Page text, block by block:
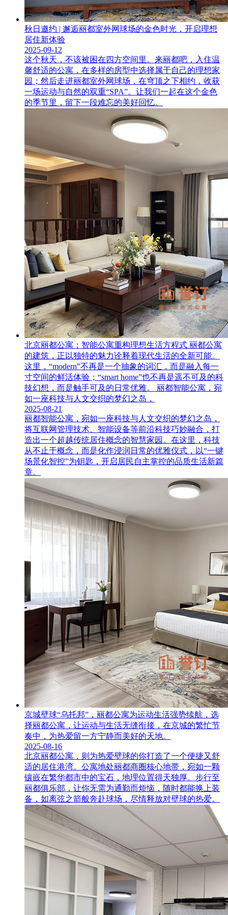
秋日邀约 | 邂逅丽都室外网球场的金色时光，开启理想
居住新体验
2025-09-12
这个秋天，不该被困在四方空间里。来丽都吧，入住温
馨舒适的公寓，在多样的房型中选择属于自己的理想家
园；然后走进丽都室外网球场，在穹顶之下相约，收获
一场运动与自然的双重“SPA”。让我们一起在这个金色
的季节里，留下一段难忘的美好回忆。
北京丽都公寓：智能公寓重构理想生活方程式 丽都公寓
的建筑，正以独特的魅力诠释着现代生活的全新可能。
这里，“modern”不再是一个抽象的词汇，而是融入每一
寸空间的鲜活体验；“smart home”也不再是遥不可及的科
技幻想，而是触手可及的日常优雅。 丽都智能公寓，宛
如一座科技与人文交织的梦幻之岛，
2025-08-21
丽都智能公寓，宛如一座科技与人文交织的梦幻之岛，
将互联网管理技术、智能设备等前沿科技巧妙融合，打
造出一个超越传统居住概念的智慧家园。在这里，科技
从不止于概念，而是化作浸润日常的优雅仪式，以“一键
场景化智控”为钥匙，开启居民自主掌控的品质生活新篇
章。
京城壁球“乌托邦”，丽都公寓为运动生活强势续航，选
择丽都公寓，让运动与生活无缝衔接，在京城的繁忙节
奏中，为热爱留一方宁静而美好的天地。
2025-08-16
​北京丽都公寓，则为热爱壁球的你打造了一个便捷又舒
适的居住港湾。公寓地处丽都商圈核心地带，宛如一颗
镶嵌在繁华都市中的宝石，地理位置得天独厚。步行至
丽都俱乐部，让你无需为通勤而烦恼，随时都能换上装
备，如离弦之箭般奔赴球场，尽情释放对壁球的热爱。